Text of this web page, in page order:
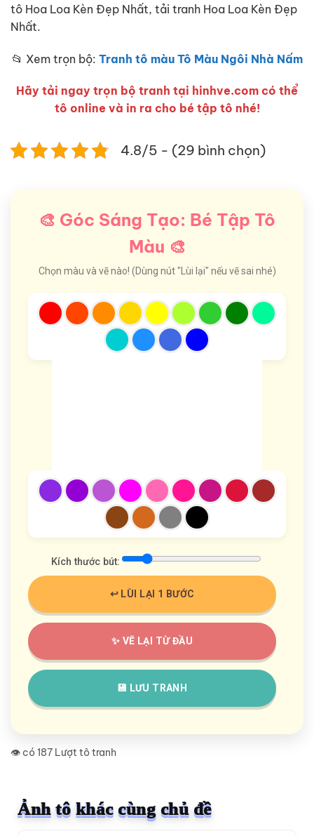
tô Hoa Loa Kèn Đẹp Nhất, tải tranh Hoa Loa Kèn Đẹp
Nhất.
📂 Xem trọn bộ: Tranh tô màu Tô Màu Ngôi Nhà Nấm
Hãy tải ngay trọn bộ tranh tại hinhve.com có thể
tô online và in ra cho bé tập tô nhé!
4.8/5 - (29 bình chọn)
🎨 Góc Sáng Tạo: Bé Tập Tô
Màu 🎨
Chọn màu và vẽ nào! (Dùng nút "Lùi lại" nếu vẽ sai nhé)
Kích thước bút:
↩️ LÙI LẠI 1 BƯỚC
✨ VẼ LẠI TỪ ĐẦU
💾 LƯU TRANH
👁️ có 187 Lượt tô tranh
Ảnh tô khác cùng chủ đề